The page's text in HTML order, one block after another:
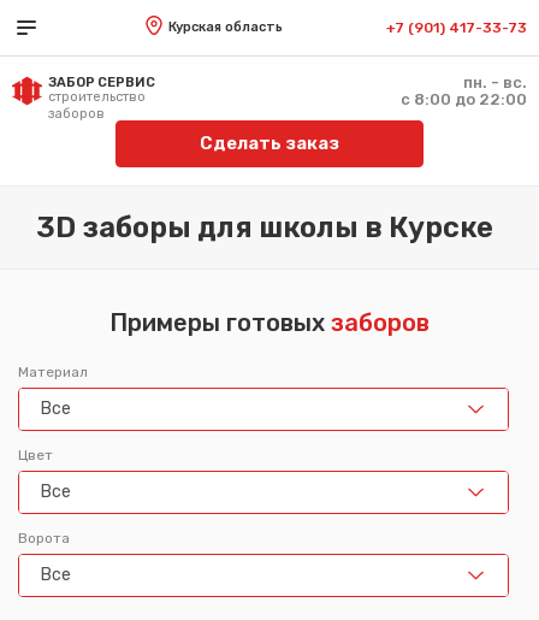
Курская область +7 (901) 417-33-73
ЗАБОР СЕРВИС
строительство
заборов
пн. - вс.
с 8:00 до 22:00
Сделать заказ
3D заборы для школы в Курске
Примеры готовых заборов
Материал
Все
Цвет
Все
Ворота
Все